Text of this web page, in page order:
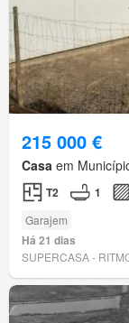
215 000 €
Casa em
T2 1
Garajem
Há 21 dias